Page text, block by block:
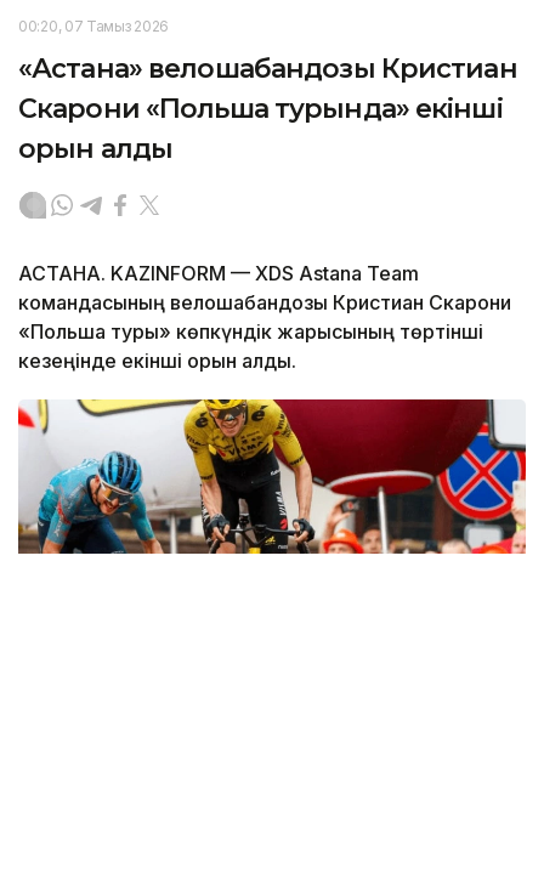
00:20, 07 Тамыз 2026
«Астана» велошабандозы Кристиан
Скарони «Польша турында» екінші
орын алды
АСТАНА. KAZINFORM — XDS Astana Team
командасының велошабандозы Кристиан Скарони
«Польша туры» көпкүндік жарысының төртінші
кезеңінде екінші орын алды.